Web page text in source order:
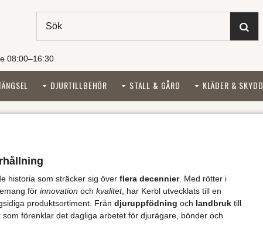
08:00–16:30
DJURTILLBEHÖR STALL & GÅRD KLÄDER & SKYDD
historia som sträcker sig över flera decennier. Med rötter i
för innovation och kvalitet, har Kerbl utvecklats till en
produktsortiment. Från djuruppfödning och landbruktill
förenklar det dagliga arbetet för djurägare, bönder och